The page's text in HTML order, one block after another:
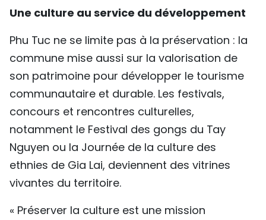
Une culture au service du développement
Phu Tuc ne se limite pas à la préservation : la
commune mise aussi sur la valorisation de
son patrimoine pour développer le tourisme
communautaire et durable. Les festivals,
concours et rencontres culturelles,
notamment le Festival des gongs du Tay
Nguyen ou la Journée de la culture des
ethnies de Gia Lai, deviennent des vitrines
vivantes du territoire.
« Préserver la culture est une mission